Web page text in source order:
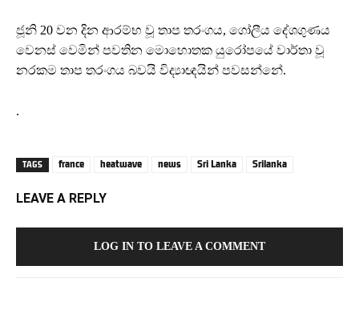
ජූනි 20 වන දින ආරම්භ වූ තාප තරංගය, ගෝලීය දේශගුණය
වෙනස් වෙමින් පවතින මොහොතක යුරෝපයේ වාර්තා වූ
නරකම තාප තරංගය බවයි විද්‍යාඥයින් පවසන්නේ.
.
TAGS france heatwave news Sri Lanka Srilanka
LEAVE A REPLY
LOG IN TO LEAVE A COMMENT